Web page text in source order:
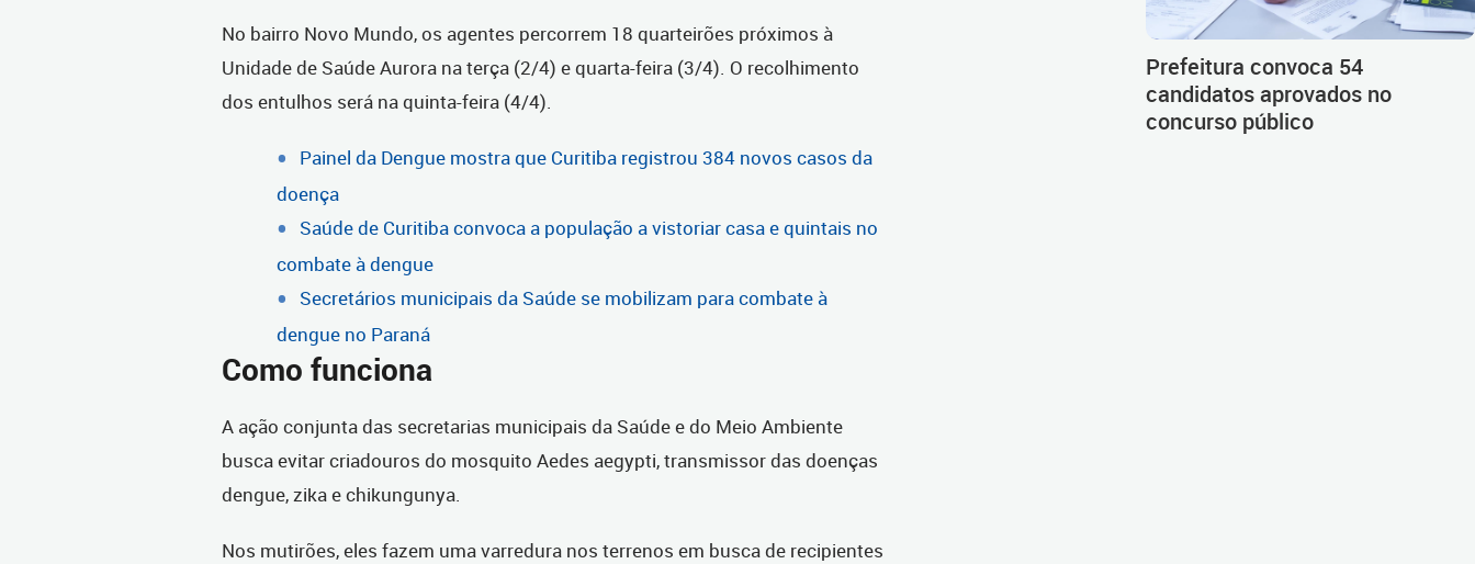
No bairro Novo Mundo, os agentes percorrem 18 quarteirões próximos à
Unidade de Saúde Aurora na terça (2/4) e quarta-feira (3/4). O recolhimento
dos entulhos será na quinta-feira (4/4).
Painel da Dengue mostra que Curitiba registrou 384 novos casos da
doença
Saúde de Curitiba convoca a população a vistoriar casa e quintais no
combate à dengue
Secretários municipais da Saúde se mobilizam para combate à
dengue no Paraná
Como funciona
A ação conjunta das secretarias municipais da Saúde e do Meio Ambiente
busca evitar criadouros do mosquito Aedes aegypti, transmissor das doenças
dengue, zika e chikungunya.
Nos mutirões, eles fazem uma varredura nos terrenos em busca de recipientes
Prefeitura convoca 54
candidatos aprovados no
concurso público